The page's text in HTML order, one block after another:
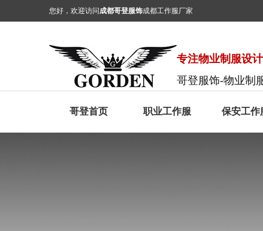
您好，欢迎访问成都哥登服饰成都工作服厂家
专注物业制服设
哥登服饰-物业制
哥登首页 职业工作服 保安工作